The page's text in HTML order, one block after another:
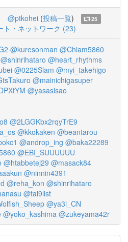
@ptkohei (投稿一覧)
25
ト・ネットワーク (23)
@kuresonman @Chiam5860
@shinrihataro @heart_rhythms
@0225Slam @myi_takehigo
@mainichigasuper
@yasasisao
@2LGGKbx2rqyTrE9
@kkokaken @beantarou
@androp_ing @baka22289
@EBI_SUUUUUU
@htabbetej29 @masack84
@ninnin4391
@reha_kon @shinrihataro
@tai9list
@ya3i_CN
@yoko_kashima @zukeyama42r